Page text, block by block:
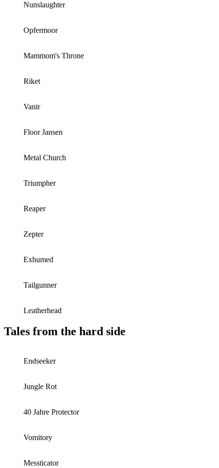
Nunslaughter
Opfermoor
Mammom's Throne
Riket
Vanir
Floor Jansen
Metal Church
Triumpher
Reaper
Zepter
Exhumed
Tailgunner
Leatherhead
Tales from the hard side
Endseeker
Jungle Rot
40 Jahre Protector
Vomitory
Messticator